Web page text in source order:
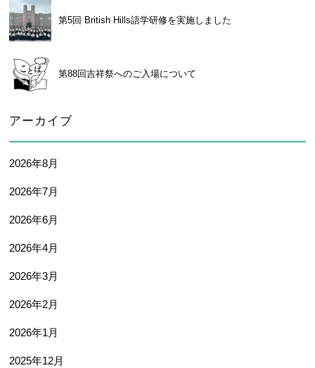
第5回 British Hills語学研修を実施しました
第88回吉祥祭へのご入場について
アーカイブ
2026年8月
2026年7月
2026年6月
2026年4月
2026年3月
2026年2月
2026年1月
2025年12月